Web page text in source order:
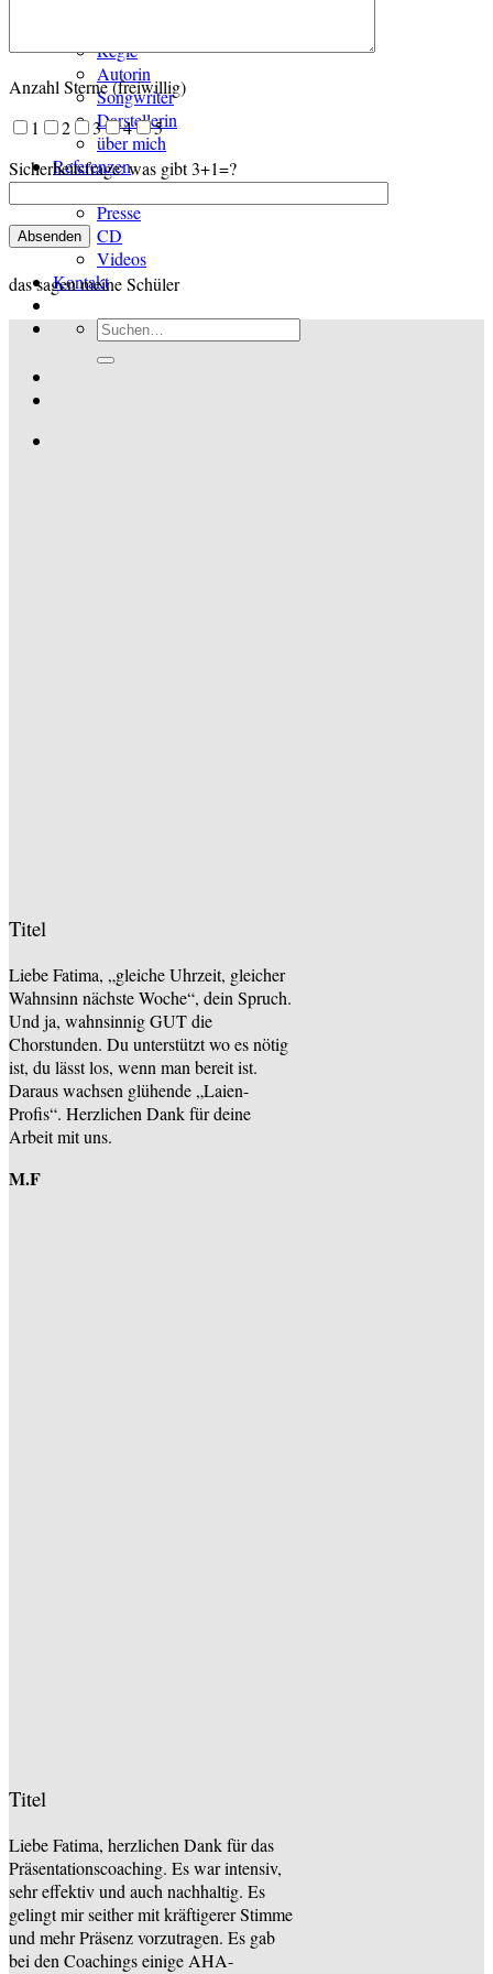
Regie
Autorin
Songwriter
Darstellerin
über mich
Referenzen
Schüler / Kunden
Presse
CD
Videos
Kontakt
Suchen
Anzahl Sterne (freiwillig)
1
2 3 4
5
Sicherheitsfrage: was gibt 3+1=?
das sagen meine Schüler
Titel
Liebe Fatima, „gleiche Uhrzeit, gleicher
Wahnsinn nächste Woche“, dein Spruch.
Und ja, wahnsinnig GUT die
Chorstunden. Du unterstützt wo es nötig
ist, du lässt los, wenn man bereit ist.
Daraus wachsen glühende „Laien-
Profis“. Herzlichen Dank für deine
Arbeit mit uns.
M.F
Titel
Liebe Fatima, herzlichen Dank für das
Präsentationscoaching. Es war intensiv,
sehr effektiv und auch nachhaltig. Es
gelingt mir seither mit kräftigerer Stimme
und mehr Präsenz vorzutragen. Es gab
bei den Coachings einige AHA-